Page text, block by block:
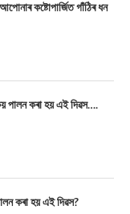
কষ্টোপাৰ্জিত গাঁঠিৰ ধন
পালন কৰা হয় এই দিৱস….
কৰা হয় এই দিৱস?